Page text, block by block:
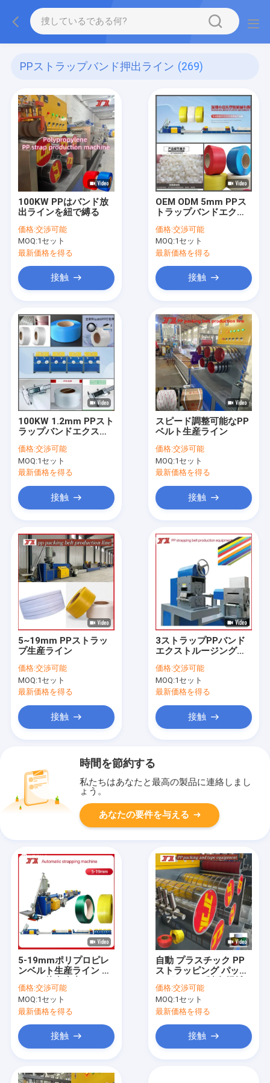
PPストラップバンド押出ライン (269)
100KW PPはバンド放
出ラインを紐で縛る
価格:交渉可能
MOQ:1セット
最新価格を得る
接触
OEM ODM 5mm PPス
トラップバンドエクス
価格:交渉可能
MOQ:1セット
最新価格を得る
接触
100KW 1.2mm PPスト
ラップバンドエクスト
価格:交渉可能
MOQ:1セット
最新価格を得る
接触
スピード調整可能なPP
ベルト生産ライン
価格:交渉可能
MOQ:1セット
最新価格を得る
接触
5~19mm PPストラッ
プ生産ライン
価格:交渉可能
MOQ:1セット
最新価格を得る
接触
3ストラップPPバンド
エクストルージングマ
ワー 180-220kgs/Hエ
クストルージング能力
価格:交渉可能
MOQ:1セット
最新価格を得る
接触
時間を節約する
私たちはあなたと最高の製品に連絡しまし
ょう。
あなたの要件を与える
5-19mmポリプロピレ
ンベルト生産ライン PP
37KW GUGAOモーター
低故障率
価格:交渉可能
MOQ:1セット
最新価格を得る
接触
自動 プラスチック PP
ストラッピング パッキ
PLC コントロール 高性
能 プラスチック PP ス
トラッピング パッキン
グ PLC
価格:交渉可能
MOQ:1セット
最新価格を得る
接触